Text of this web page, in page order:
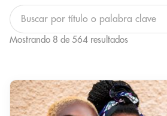
Buscar en esta lista
Mostrando 8 de 564 resultados